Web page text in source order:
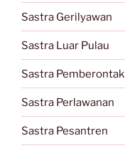
Sastra Gerilyawan
Sastra Luar Pulau
Sastra Pemberontak
Sastra Perlawanan
Sastra Pesantren